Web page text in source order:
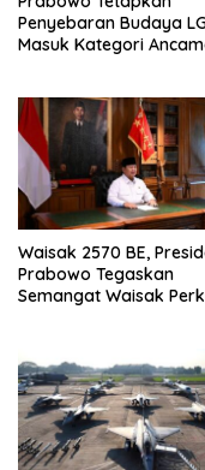
Penyebaran Budaya
Masuk Kategori
Waisak 2570 BE,
Prabowo Tegaskan
Semangat Waisak